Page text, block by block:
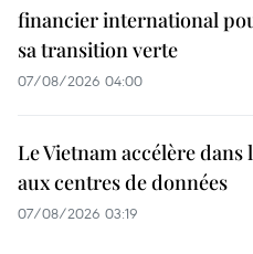
financier international
sa transition verte
07/08/2026 04:00
Le Vietnam accélère dans
aux centres de données
07/08/2026 03:19